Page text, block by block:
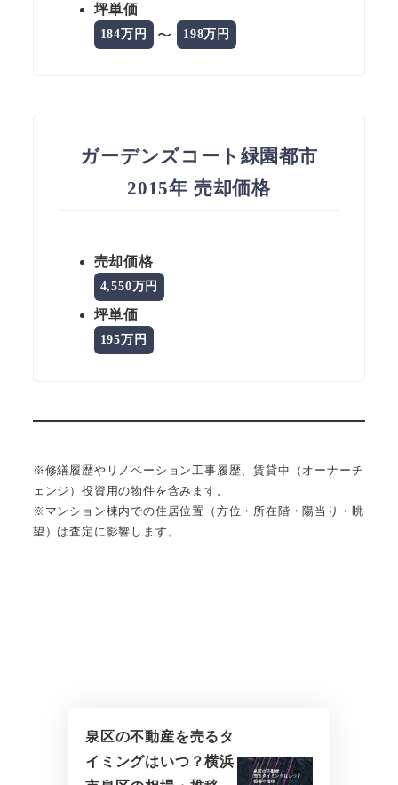
坪単価
184万円 〜 198万円
ガーデンズコート緑園都市
2015年 売却価格
売却価格
4,550万円
坪単価
195万円
※修繕履歴やリノベーション工事履歴、賃貸中（オーナーチ
ェンジ）投資用の物件を含みます。
※マンション棟内での住居位置（方位・所在階・陽当り・眺
望）は査定に影響します。
泉区の不動産を売るタ
イミングはいつ？横浜